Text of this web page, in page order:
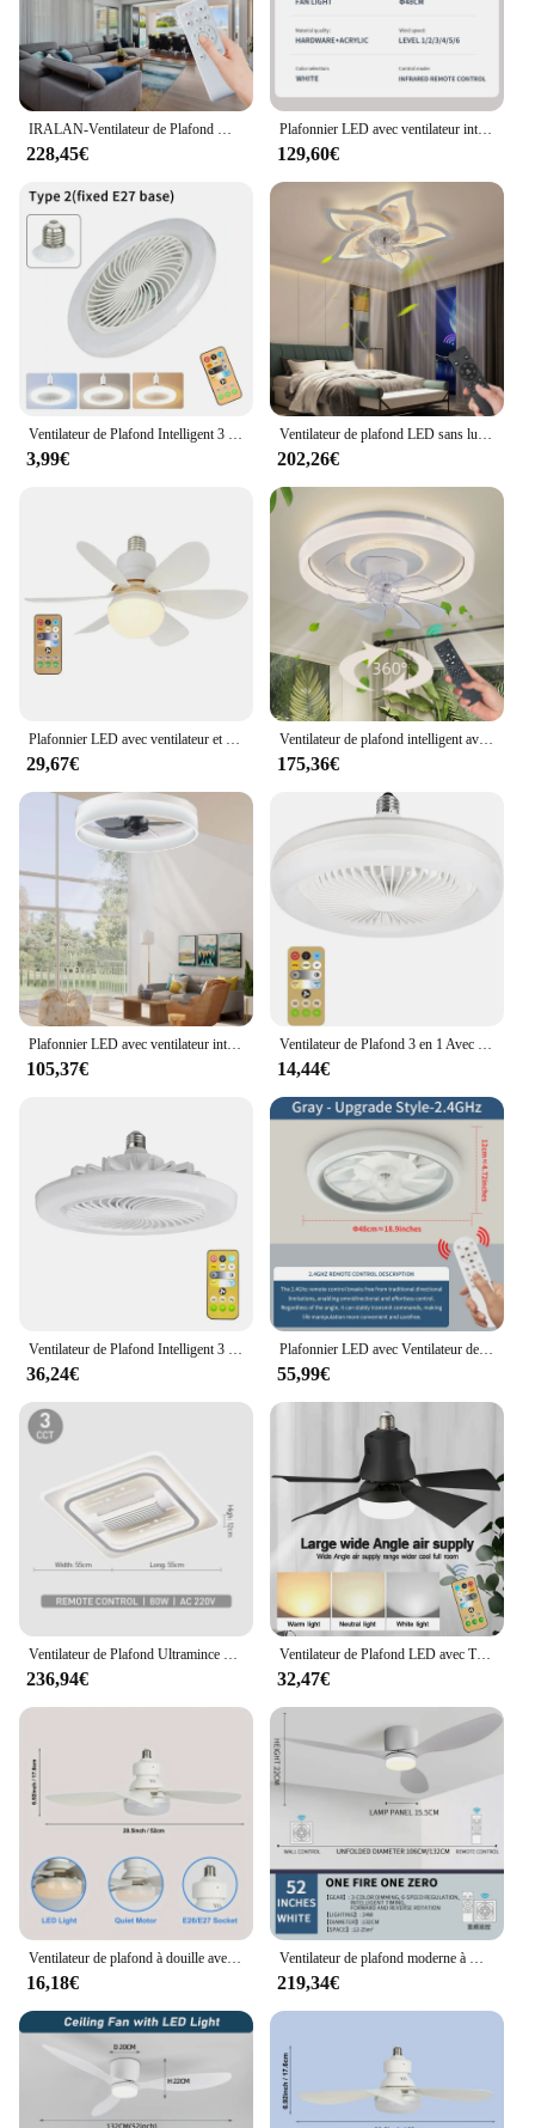
IRALAN-Ventilateur de Plafond Moderne avec Lumière LED, Moteur DC, Grand Volume d'Air, Télécommande pour Cuisine, Chambre à Coucher, Salle à Manger.
228,45€
Plafonnier LED avec ventilateur intégré et télécommande, design moderne et simpliste, idéal pour un salon, une chambre à coucher ou un restaurant
129,60€
Ventilateur de Plafond Intelligent 3 en 1 avec Télécommande, Base de Conversion de Lumière, Super Lumineux, T-shirts d'Massage, Nouvelle Mise à Niveau 2024
3,99€
Ventilateur de plafond LED sans lumières, design moderne, avec moteur CC, synchronisation à 6 vitesses, télécommandé, pour loft ou sol
202,26€
29,67€
Ventilateur de plafond intelligent avec lumières télécommandées, ventilateur de chambre, lampe à air invisible, rétractable, silencieux, décor de chambre, 48cm
175,36€
105,37€ 14,44€
36,24€
Plafonnier LED avec Ventilateur de Plafond et Télécommande, Style Simple et Cool, avec Variateur MF ite, 6 Vitesses de Vent recyclables, pour Salon et Chambre à Coucher
55,99€
236,94€
Ventilateur de Plafond LED avec Télécommande, Sans Fil, Moderne, Intelligent, Intensité Réglable, 30W, pour Chambre à Coucher et Salon
32,47€
Ventilateur de plafond à douille avec lumière, LED avec télécommande, chambre à coucher, garage et cuisine, vis de 20,5 pouces, 40W
16,18€
Ventilateur de plafond moderne à moteur CC, lumière LED, cuisine, salon, salle à manger, ménage, haut volume d'air, suspension télécommandée
219,34€